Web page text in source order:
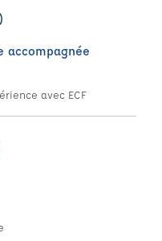
accompagnée
avec ECF